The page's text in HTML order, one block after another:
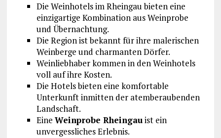
Die Weinhotels im Rheingau bieten eine
einzigartige Kombination aus Weinprobe
und Übernachtung.
Die Region ist bekannt für ihre malerischen
Weinberge und charmanten Dörfer.
Weinliebhaber kommen in den Weinhotels
voll auf ihre Kosten.
Die Hotels bieten eine komfortable
Unterkunft inmitten der atemberaubenden
Landschaft.
Eine Weinprobe Rheingauist ein
unvergessliches Erlebnis.